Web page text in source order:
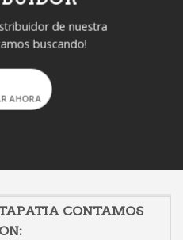
de nuestra
buscando!
AHORA
CONTAMOS